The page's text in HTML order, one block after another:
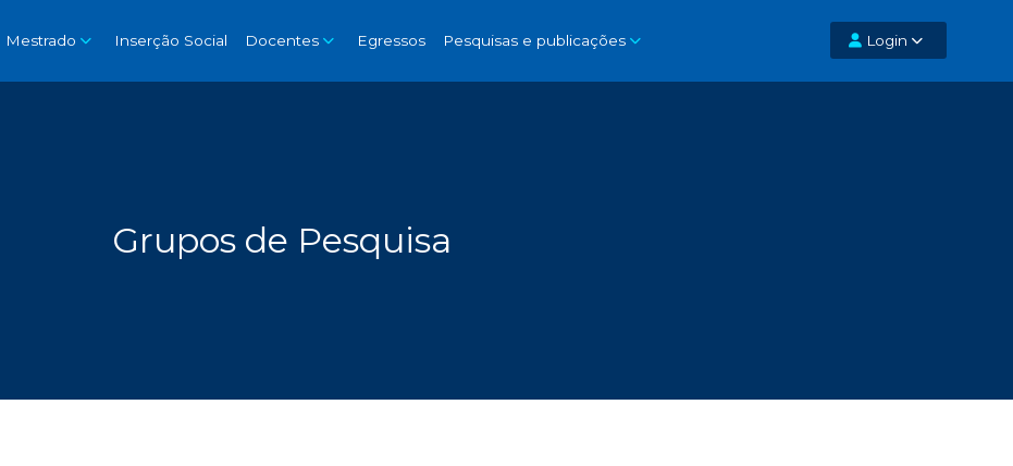
Mestrado Inserção Social Docentes Egressos Pesquisas e publicações Login
Grupos de Pesquisa